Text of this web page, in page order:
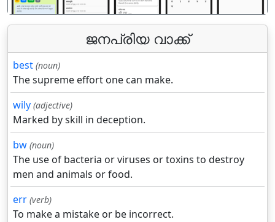
ജനപ്രിയ വാക്ക്
best (noun)
The supreme effort one can make.
wily (adjective)
Marked by skill in deception.
bw (noun)
The use of bacteria or viruses or toxins to destroy
men and animals or food.
err (verb)
To make a mistake or be incorrect.